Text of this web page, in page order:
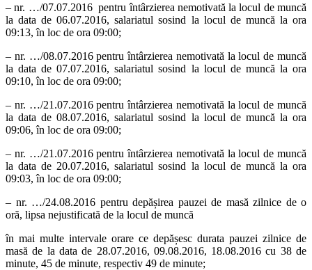
– nr. …/07.07.2016 pentru întârzierea nemotivată la locul de muncă
la data de 06.07.2016, salariatul sosind la locul de muncă la ora
09:13, în loc de ora 09:00;
– nr. …/08.07.2016 pentru întârzierea nemotivată la locul de muncă
la data de 07.07.2016, salariatul sosind la locul de muncă la ora
09:10, în loc de ora 09:00;
– nr. …/21.07.2016 pentru întârzierea nemotivată la locul de muncă
la data de 08.07.2016, salariatul sosind la locul de muncă la ora
09:06, în loc de ora 09:00;
– nr. …/21.07.2016 pentru întârzierea nemotivată la locul de muncă
la data de 20.07.2016, salariatul sosind la locul de muncă la ora
09:03, în loc de ora 09:00;
– nr. …/24.08.2016 pentru depășirea pauzei de masă zilnice de o
oră, lipsa nejustificată de la locul de muncă
în mai multe intervale orare ce depășesc durata pauzei zilnice de
masă de la data de 28.07.2016, 09.08.2016, 18.08.2016 cu 38 de
minute, 45 de minute, respectiv 49 de minute;